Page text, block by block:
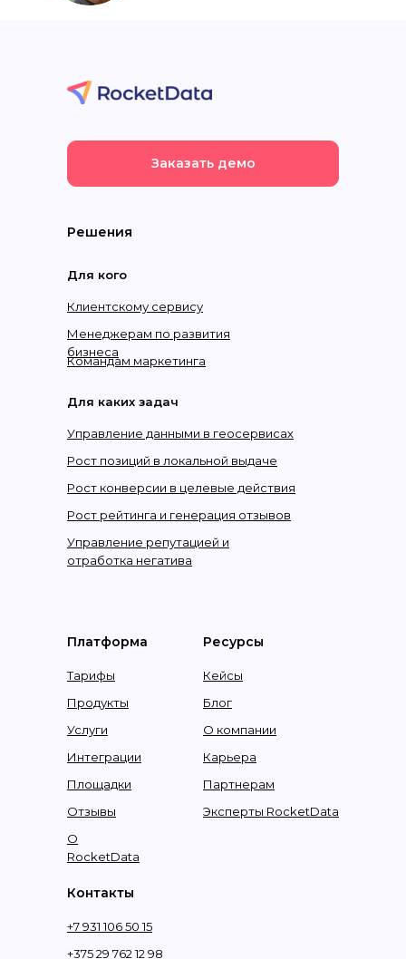
Для кого
Клиентскому сервису
Командам маркетинга
Менеджерам по развития
бизнеса
Решения
+375 29 762 12 98
+7 931 106 50 15
Контакты
Для каких задач
Управление данными в геосервисах
Управление репутацией и
отработка негатива
Рост позиций в локальной выдаче
Рост конверсии в целевые действия
Рост рейтинга и генерация отзывов
Ресурсы
О компании
Кейсы
Блог
Эксперты RocketData
Партнерам
Карьера
Платформа
Продукты
Тарифы
О
RocketData
Отзывы
Площадки
Услуги
Интеграции
Заказать демо